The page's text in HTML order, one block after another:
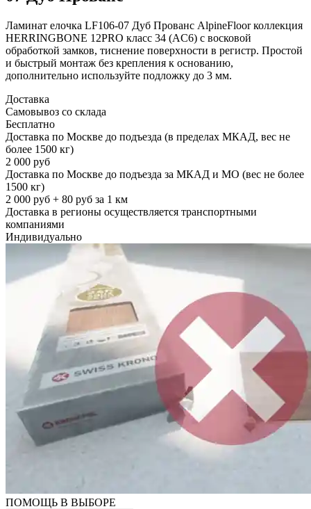
Ламинат елочка LF106-07 Дуб Прованс AlpineFloor коллекция
HERRINGBONE 12PRO класс 34 (AC6) с восковой
обработкой замков, тиснение поверхности в регистр. Простой
и быстрый монтаж без крепления к основанию,
дополнительно используйте подложку до 3 мм.
Доставка
Самовывоз со склада
Бесплатно
Доставка по Москве до подъезда (в пределах МКАД, вес не
более 1500 кг)
2 000 руб
Доставка по Москве до подъезда за МКАД и МО (вес не более
1500 кг)
2 000 руб + 80 руб за 1 км
Доставка в регионы осуществляется транспортными
компаниями
Индивидуально
ПОМОЩЬ В ВЫБОРЕ